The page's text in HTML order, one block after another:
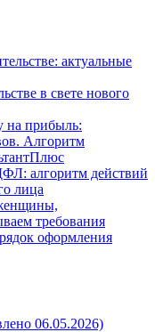
актуальные
в свете нового
на прибыль:
Алгоритм
алгоритм действий
лица
требования
оформления
06.05.2026)